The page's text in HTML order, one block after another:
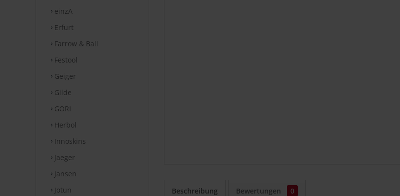
einzA
Erfurt
Farrow & Ball
Festool
Geiger
Gilde
GORI
Herbol
Innoskins
Jaeger
Jansen
Jotun
Beschreibung Bewertungen 0